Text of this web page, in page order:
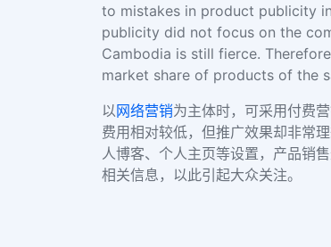
to mistakes in product publicity
publicity did not focus on the
Cambodia is still fierce.
market share of products of the
以网络营销为主体时，可采用付费
费用相对较低，但推广效果却非常
人博客、个人主页等设置，产品销
相关信息，以此引起大众关注。